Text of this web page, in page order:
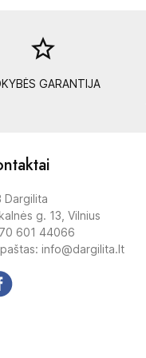
star_border
GARANTIJA
Dargilita
g. 13, Vilnius
601 44066
info@dargilita.lt